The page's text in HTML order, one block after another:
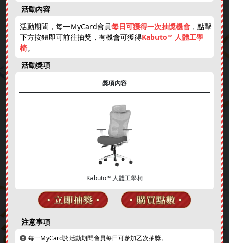
娛樂中心 免費虛寶 跨年抽獎券 現金刮刮卡
簽到好禮 成就解鎖
活動內容
活動期間，每一ＭyCard會員每日可獲得一次抽獎機會 ，點擊
下方按鈕即可前往抽獎，有機會可獲得Kabuto™ 人體工學
椅。
活動獎項
獎項內容
Kabuto™ 人體工學椅
注意事項
每一MyCard於活動期間會員每日可參加乙次抽獎。
❄